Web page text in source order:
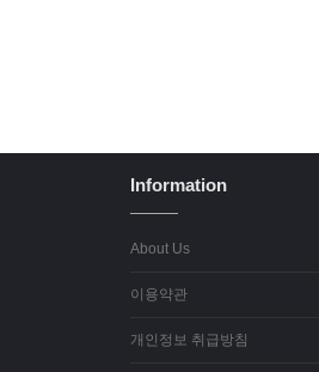
Information
About Us
이용약관
개인정보 취급방침